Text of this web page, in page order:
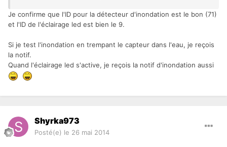
Je confirme que l'ID pour la détecteur d'inondation est le bon (71)
et l'ID de l'éclairage led est bien le 9.
Si je test l'inondation en trempant le capteur dans l'eau, je reçois
la notif.
Quand l'éclairage led s'active, je reçois la notif d'inondation aussi
Shyrka973
Posté(e) le 26 mai 2014